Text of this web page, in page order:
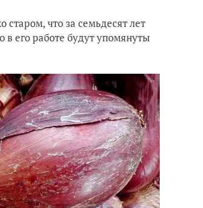
что за семьдесят лет
его работе будут упомянуты